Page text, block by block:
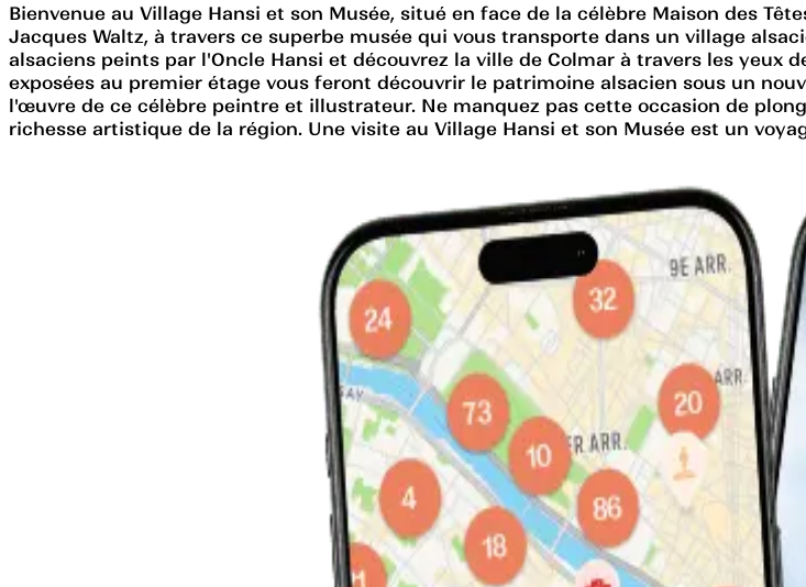
Bienvenue au Village Hansi et son Musée, situé en face de la célèbre Maison des
Jacques Waltz, à travers ce superbe musée qui vous transporte dans un village
alsaciens peints par l'Oncle Hansi et découvrez la ville de Colmar à travers les
exposées au premier étage vous feront découvrir le patrimoine alsacien sous un
l'œuvre de ce célèbre peintre et illustrateur. Ne manquez pas cette occasion de
richesse artistique de la région. Une visite au Village Hansi et son Musée est un